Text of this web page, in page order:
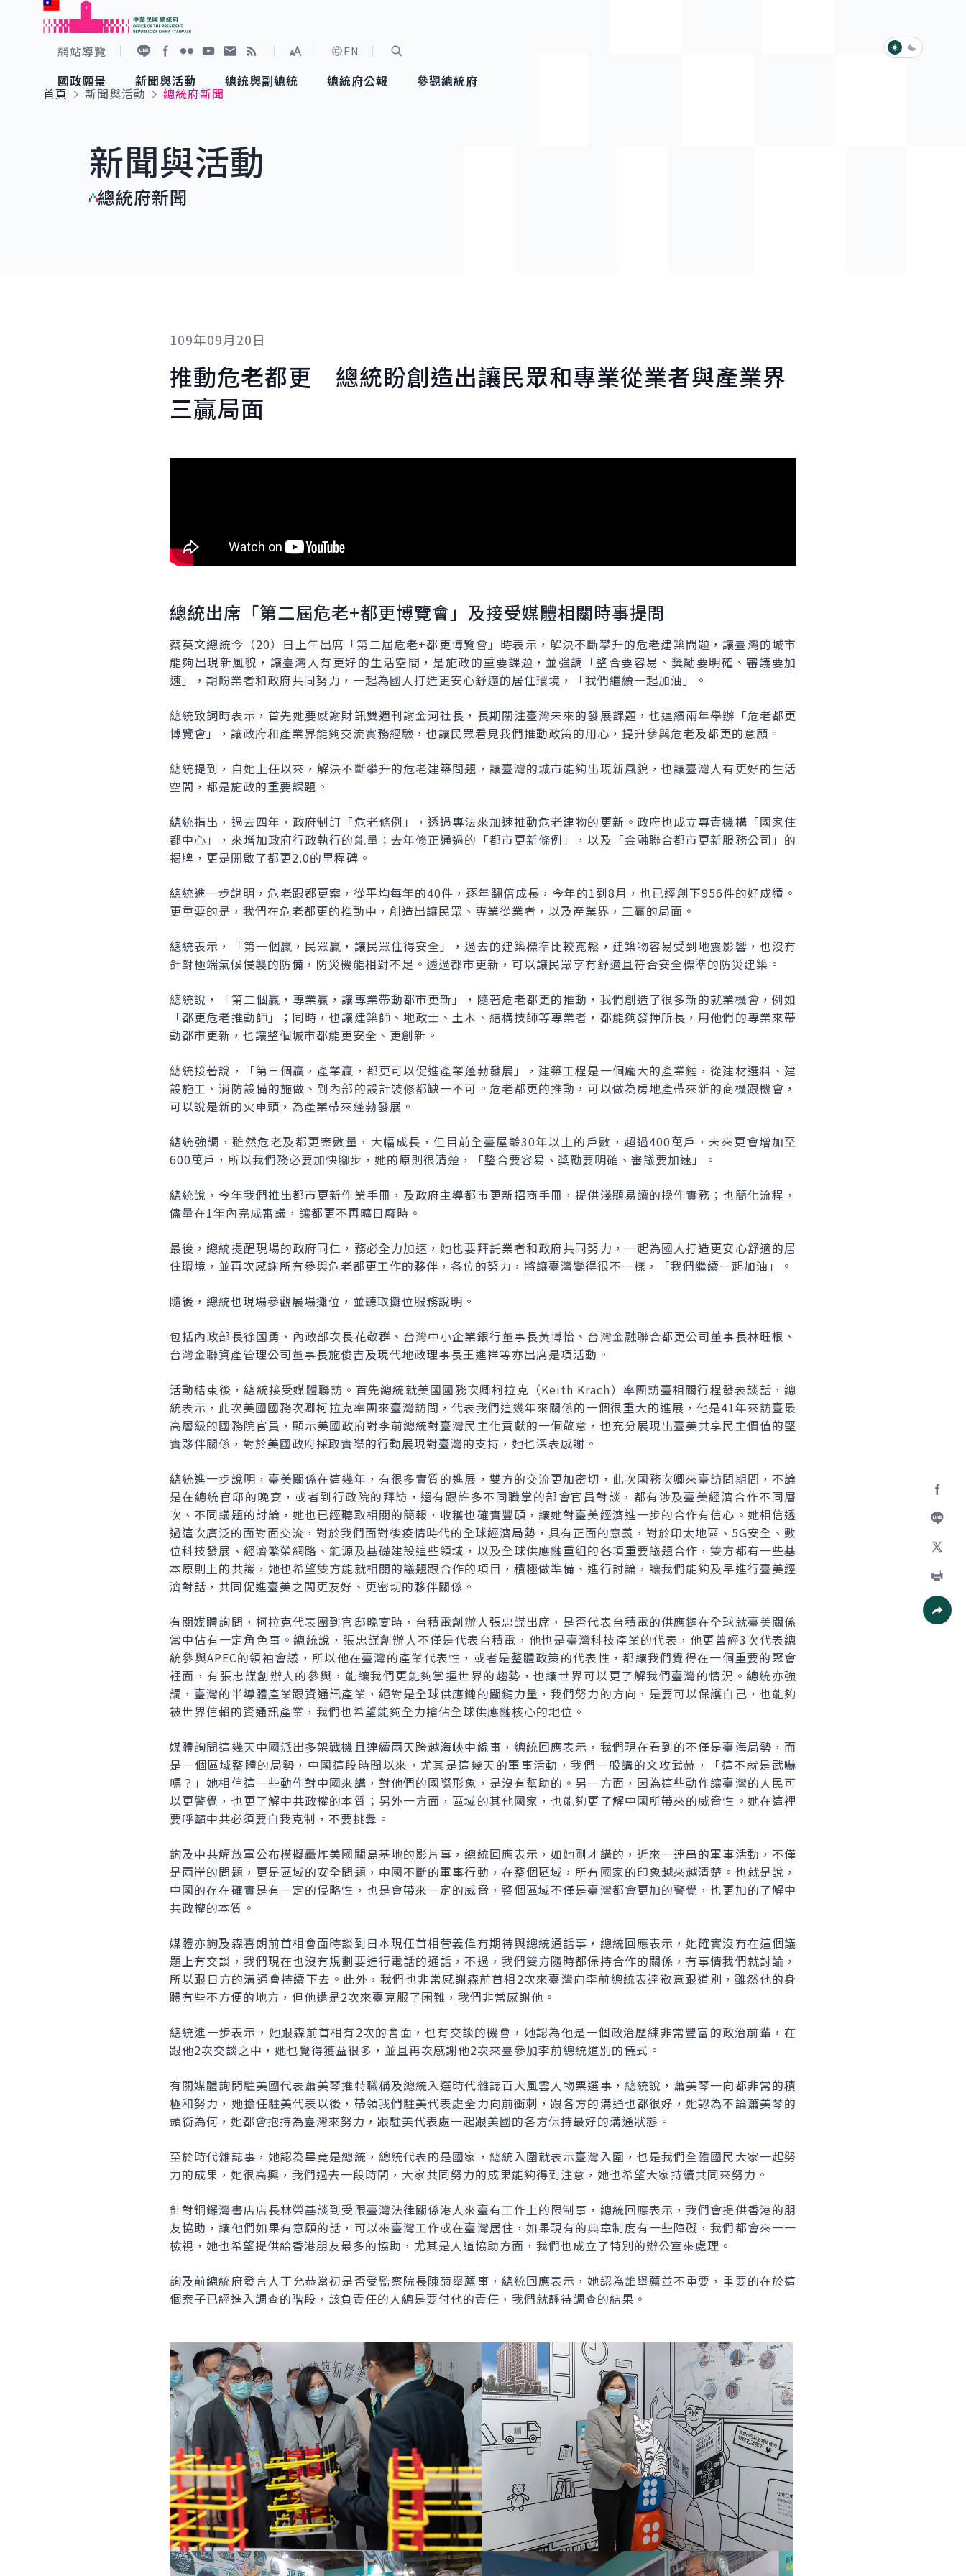
跳到主要內容
網站導覽
展開字級選單
EN
國政願景
國家氣候變遷對策委員會
重要談話
新聞與活動
總統府新聞
影音頻道
總統與副總統
賴清德總統
總統府公報 參觀總統府
參觀資訊
淺色模式
深色模式
首頁
新聞與活動
總統府新聞
新聞與活動
總統府新聞
加入好
列印
109年09月20日
推動危老都更 總統盼創造出讓民眾和專業從業者與產業界
三贏局面
總統出席「第二屆危老+都更博覽會」及接受媒體相關時事提問
蔡英文總統今（20）日上午出席「第二屆危老+都更博覽會」時表示，解決不斷攀升的危老建築問題，讓臺灣的城市
能夠出現新風貌，讓臺灣人有更好的生活空間，是施政的重要課題，並強調「整合要容易、獎勵要明確、審議要加
速」，期盼業者和政府共同努力，一起為國人打造更安心舒適的居住環境，「我們繼續一起加油」。
總統致詞時表示，首先她要感謝財訊雙週刊謝金河社長，長期關注臺灣未來的發展課題，也連續兩年舉辦「危老都更
博覽會」，讓政府和產業界能夠交流實務經驗，也讓民眾看見我們推動政策的用心，提升參與危老及都更的意願。
總統提到，自她上任以來，解決不斷攀升的危老建築問題，讓臺灣的城市能夠出現新風貌，也讓臺灣人有更好的生活
空間，都是施政的重要課題。
總統指出，過去四年，政府制訂「危老條例」，透過專法來加速推動危老建物的更新。政府也成立專責機構「國家住
都中心」，來增加政府行政執行的能量；去年修正通過的「都市更新條例」，以及「金融聯合都市更新服務公司」的
揭牌，更是開啟了都更2.0的里程碑。
總統進一步說明，危老跟都更案，從平均每年的40件，逐年翻倍成長，今年的1到8月，也已經創下956件的好成績。
更重要的是，我們在危老都更的推動中，創造出讓民眾、專業從業者，以及產業界，三贏的局面。
總統表示，「第一個贏，民眾贏，讓民眾住得安全」，過去的建築標準比較寬鬆，建築物容易受到地震影響，也沒有
針對極端氣候侵襲的防備，防災機能相對不足。透過都市更新，可以讓民眾享有舒適且符合安全標準的防災建築。
總統說，「第二個贏，專業贏，讓專業帶動都市更新」，隨著危老都更的推動，我們創造了很多新的就業機會，例如
「都更危老推動師」；同時，也讓建築師、地政士、土木、結構技師等專業者，都能夠發揮所長，用他們的專業來帶
動都市更新，也讓整個城市都能更安全、更創新。
總統接著說，「第三個贏，產業贏，都更可以促進產業蓬勃發展」，建築工程是一個龐大的產業鏈，從建材選料、建
設施工、消防設備的施做、到內部的設計裝修都缺一不可。危老都更的推動，可以做為房地產帶來新的商機跟機會，
可以說是新的火車頭，為產業帶來蓬勃發展。
總統強調，雖然危老及都更案數量，大幅成長，但目前全臺屋齡30年以上的戶數，超過400萬戶，未來更會增加至
600萬戶，所以我們務必要加快腳步，她的原則很清楚，「整合要容易、獎勵要明確、審議要加速」。
總統說，今年我們推出都市更新作業手冊，及政府主導都市更新招商手冊，提供淺顯易讀的操作實務；也簡化流程，
儘量在1年內完成審議，讓都更不再曠日廢時。
最後，總統提醒現場的政府同仁，務必全力加速，她也要拜託業者和政府共同努力，一起為國人打造更安心舒適的居
住環境，並再次感謝所有參與危老都更工作的夥伴，各位的努力，將讓臺灣變得很不一樣，「我們繼續一起加油」。
隨後，總統也現場參觀展場攤位，並聽取攤位服務說明。
包括內政部長徐國勇、內政部次長花敬群、台灣中小企業銀行董事長黃博怡、台灣金融聯合都更公司董事長林旺根、
台灣金聯資產管理公司董事長施俊吉及現代地政理事長王進祥等亦出席是項活動。
活動結束後，總統接受媒體聯訪。首先總統就美國國務次卿柯拉克（Keith Krach）率團訪臺相關行程發表談話，總
統表示，此次美國國務次卿柯拉克率團來臺灣訪問，代表我們這幾年來關係的一個很重大的進展，他是41年來訪臺最
高層級的國務院官員，顯示美國政府對李前總統對臺灣民主化貢獻的一個敬意，也充分展現出臺美共享民主價值的堅
實夥伴關係，對於美國政府採取實際的行動展現對臺灣的支持，她也深表感謝。
總統進一步說明，臺美關係在這幾年，有很多實質的進展，雙方的交流更加密切，此次國務次卿來臺訪問期間，不論
是在總統官邸的晚宴，或者到行政院的拜訪，還有跟許多不同職掌的部會官員對談，都有涉及臺美經濟合作不同層
次、不同議題的討論，她也已經聽取相關的簡報，收穫也確實豐碩，讓她對臺美經濟進一步的合作有信心。她相信透
過這次廣泛的面對面交流，對於我們面對後疫情時代的全球經濟局勢，具有正面的意義，對於印太地區、5G安全、數
位科技發展、經濟繁榮網路、能源及基礎建設這些領域，以及全球供應鏈重組的各項重要議題合作，雙方都有一些基
本原則上的共識，她也希望雙方能就相關的議題跟合作的項目，積極做準備、進行討論，讓我們能夠及早進行臺美經
濟對話，共同促進臺美之間更友好、更密切的夥伴關係。
有關媒體詢問，柯拉克代表團到官邸晚宴時，台積電創辦人張忠謀出席，是否代表台積電的供應鏈在全球就臺美關係
當中佔有一定角色事。總統說，張忠謀創辦人不僅是代表台積電，他也是臺灣科技產業的代表，他更曾經3次代表總
統參與APEC的領袖會議，所以他在臺灣的產業代表性，或者是整體政策的代表性，都讓我們覺得在一個重要的聚會
裡面，有張忠謀創辦人的參與，能讓我們更能夠掌握世界的趨勢，也讓世界可以更了解我們臺灣的情況。總統亦強
調，臺灣的半導體產業跟資通訊產業，絕對是全球供應鏈的關鍵力量，我們努力的方向，是要可以保護自己，也能夠
被世界信賴的資通訊產業，我們也希望能夠全力搶佔全球供應鏈核心的地位。
媒體詢問這幾天中國派出多架戰機且連續兩天跨越海峽中線事，總統回應表示，我們現在看到的不僅是臺海局勢，而
是一個區域整體的局勢，中國這段時間以來，尤其是這幾天的軍事活動，我們一般講的文攻武赫，「這不就是武嚇
嗎？」她相信這一些動作對中國來講，對他們的國際形象，是沒有幫助的。另一方面，因為這些動作讓臺灣的人民可
以更警覺，也更了解中共政權的本質；另外一方面，區域的其他國家，也能夠更了解中國所帶來的威脅性。她在這裡
要呼籲中共必須要自我克制，不要挑釁。
詢及中共解放軍公布模擬轟炸美國關島基地的影片事，總統回應表示，如她剛才講的，近來一連串的軍事活動，不僅
是兩岸的問題，更是區域的安全問題，中國不斷的軍事行動，在整個區域，所有國家的印象越來越清楚。也就是說，
中國的存在確實是有一定的侵略性，也是會帶來一定的威脅，整個區域不僅是臺灣都會更加的警覺，也更加的了解中
共政權的本質。
媒體亦詢及森喜朗前首相會面時談到日本現任首相菅義偉有期待與總統通話事，總統回應表示，她確實沒有在這個議
題上有交談，我們現在也沒有規劃要進行電話的通話，不過，我們雙方隨時都保持合作的關係，有事情我們就討論，
所以跟日方的溝通會持續下去。此外，我們也非常感謝森前首相2次來臺灣向李前總統表達敬意跟道別，雖然他的身
體有些不方便的地方，但他還是2次來臺克服了困難，我們非常感謝他。
總統進一步表示，她跟森前首相有2次的會面，也有交談的機會，她認為他是一個政治歷練非常豐富的政治前輩，在
跟他2次交談之中，她也覺得獲益很多，並且再次感謝他2次來臺參加李前總統道別的儀式。
有關媒體詢問駐美國代表蕭美琴推特職稱及總統入選時代雜誌百大風雲人物票選事，總統說，蕭美琴一向都非常的積
極和努力，她擔任駐美代表以後，帶領我們駐美代表處全力向前衝刺，跟各方的溝通也都很好，她認為不論蕭美琴的
頭銜為何，她都會抱持為臺灣來努力，跟駐美代表處一起跟美國的各方保持最好的溝通狀態。
至於時代雜誌事，她認為畢竟是總統，總統代表的是國家，總統入圍就表示臺灣入圍，也是我們全體國民大家一起努
力的成果，她很高興，我們過去一段時間，大家共同努力的成果能夠得到注意，她也希望大家持續共同來努力。
針對銅鑼灣書店店長林榮基談到受限臺灣法律關係港人來臺有工作上的限制事，總統回應表示，我們會提供香港的朋
友協助，讓他們如果有意願的話，可以來臺灣工作或在臺灣居住，如果現有的典章制度有一些障礙，我們都會來一一
檢視，她也希望提供給香港朋友最多的協助，尤其是人道協助方面，我們也成立了特別的辦公室來處理。
詢及前總統府發言人丁允恭當初是否受監察院長陳菊舉薦事，總統回應表示，她認為誰舉薦並不重要，重要的在於這
個案子已經進入調查的階段，該負責任的人總是要付他的責任，我們就靜待調查的結果。